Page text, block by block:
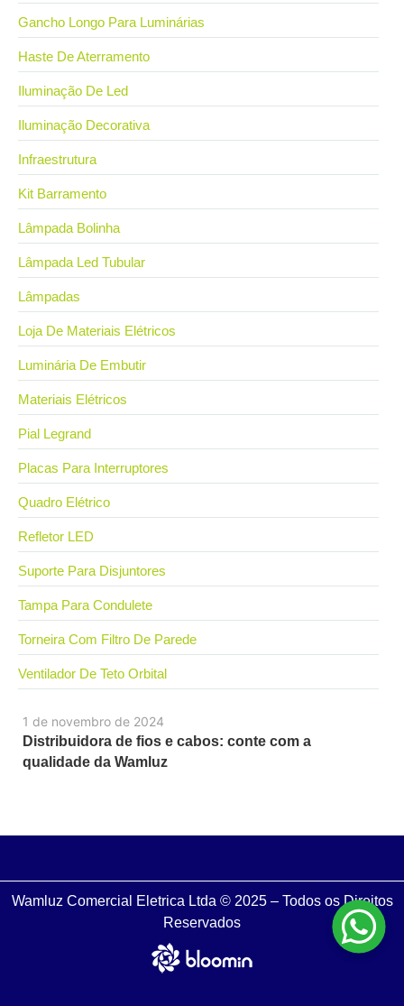
1 de novembro de 2024
Distribuidora de fios e cabos: conte com a
qualidade da Wamluz
Gancho Longo Para Luminárias
Haste De Aterramento
Iluminação De Led
Iluminação Decorativa
Infraestrutura
Kit Barramento
Lâmpada Bolinha
Lâmpada Led Tubular
Lâmpadas
Loja De Materiais Elétricos
Luminária De Embutir
Materiais Elétricos
Pial Legrand
Placas Para Interruptores
Quadro Elétrico
Refletor LED
Suporte Para Disjuntores
Tampa Para Condulete
Torneira Com Filtro De Parede
Ventilador De Teto Orbital
Wamluz Comercial Eletrica Ltda © 2025 – Todos os Direitos
Reservados